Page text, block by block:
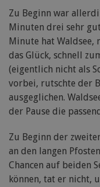
Zu Beginn war
Minuten drei sehr
Minute hat Waldsee,
das Glück, schnell
(eigentlich nicht als
vorbei, rutschte der
ausgeglichen.
der Pause die
Zu Beginn der
an den langen
Chancen auf beiden
können, tat er nicht,